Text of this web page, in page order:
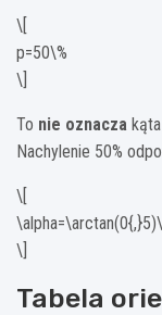
\[
p=50\%
\]
To nie oznacza
Nachylenie 50%
\[
\]
Tabela